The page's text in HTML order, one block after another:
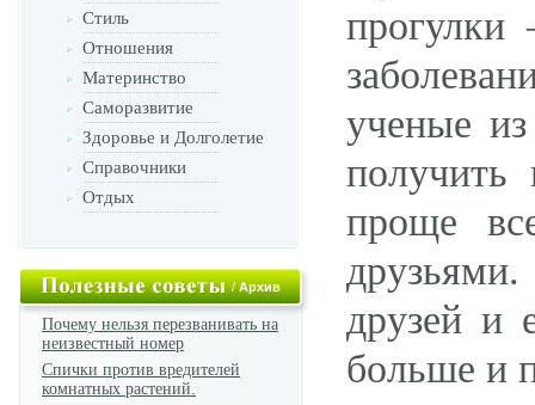
Стиль
Отношения
Материнство
Саморазвитие
Здоровье и Долголетие
Справочники
Отдых
/Архив
Почему нельзя перезванивать на
неизвестный номер
Спички против вредителей
комнатных растений.
прогулки
ученые
получить
проще
друзей и
больше и